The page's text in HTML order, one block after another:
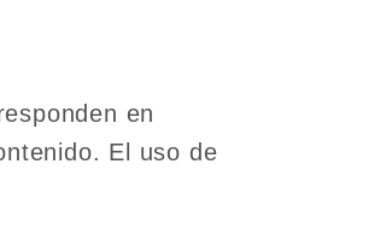
en
El uso de